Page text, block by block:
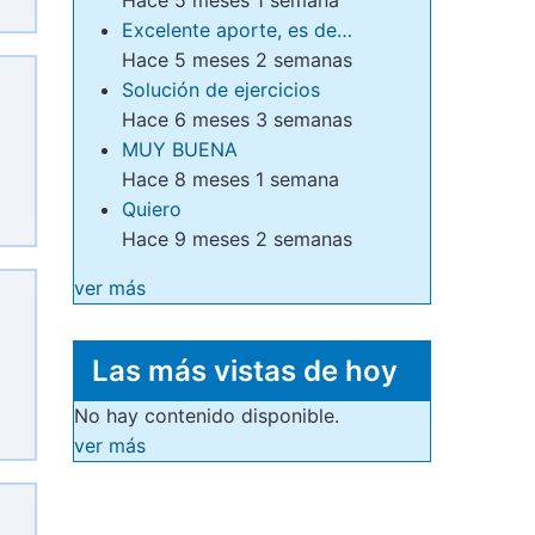
Excelente aporte, es de…
Hace 5 meses 2 semanas
Solución de ejercicios
Hace 6 meses 3 semanas
MUY BUENA
Hace 8 meses 1 semana
Quiero
Hace 9 meses 2 semanas
ver más
Las más vistas de hoy
No hay contenido disponible.
ver más